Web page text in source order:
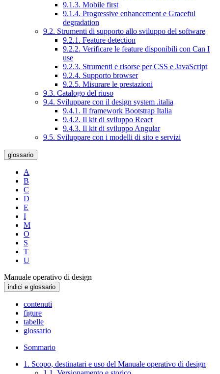
9.1.3. Mobile first
9.1.4. Progressive enhancement e Graceful
degradation
9.2. Strumenti di supporto allo sviluppo del software
9.2.1. Feature detection
9.2.2. Verificare le feature disponibili con Can I
use
9.2.3. Strumenti e risorse per CSS e JavaScript
9.2.4. Supporto browser
9.2.5. Misurare le prestazioni
9.3. Catalogo del riuso
9.4. Sviluppare con il design system .italia
9.4.1. Il framework Bootstrap Italia
9.4.2. Il kit di sviluppo React
9.4.3. Il kit di sviluppo Angular
9.5. Sviluppare con i modelli di sito e servizi
glossario
A
B
C
D
E
I
M
O
S
T
U
Manuale operativo di design
indici e glossario
contenuti
figure
tabelle
glossario
Sommario
1. Scopo, destinatari e uso del Manuale operativo di design